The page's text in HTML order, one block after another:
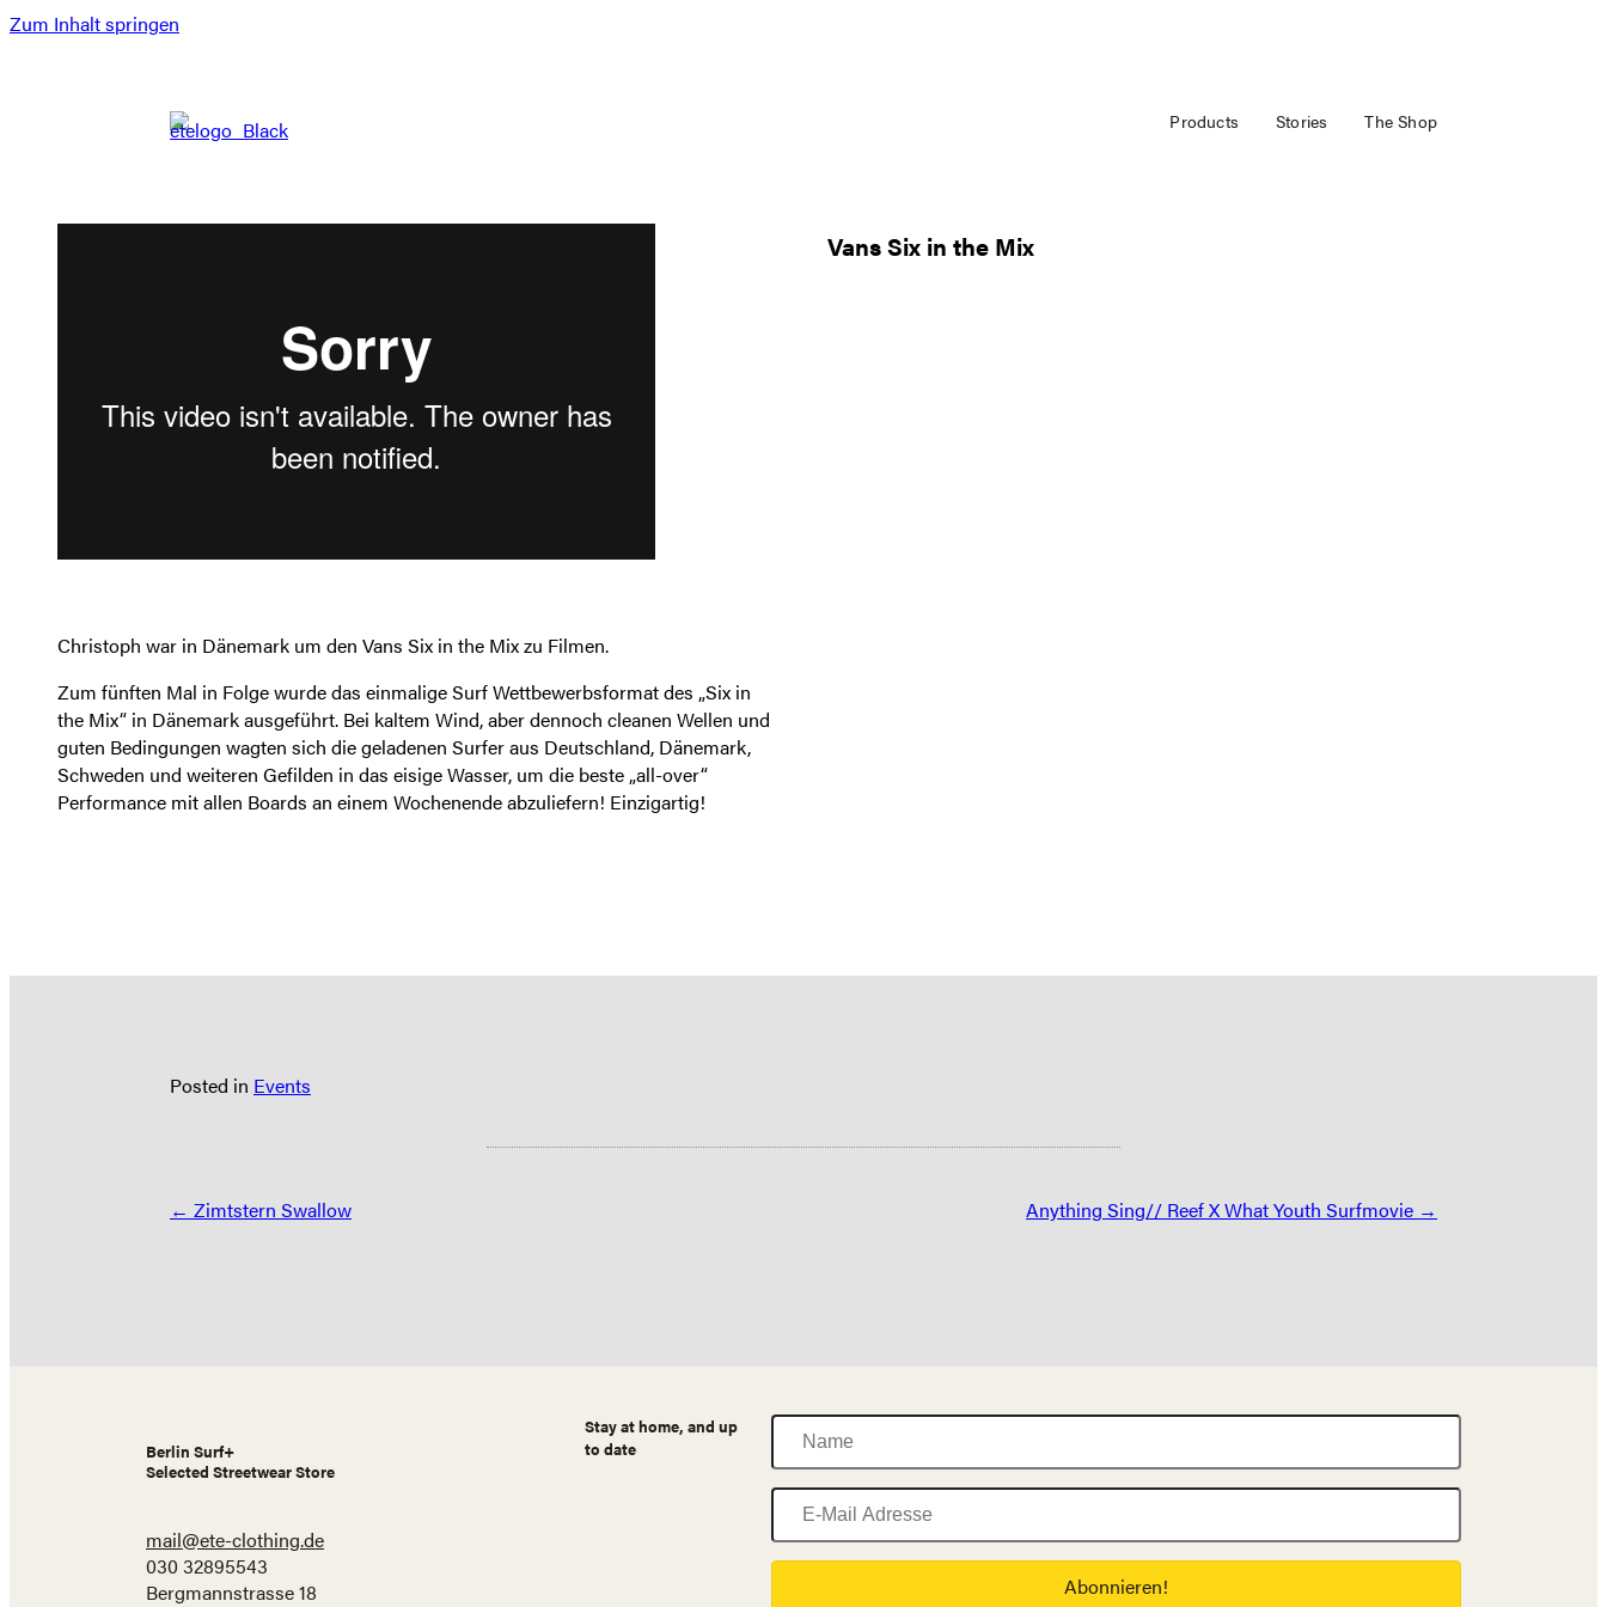
Zum Inhalt springen
Products Stories The Shop
Christoph war in Dänemark um den Vans Six in the Mix zu Filmen.
Zum fünften Mal in Folge wurde das einmalige Surf Wettbewerbsformat des „Six in
the Mix“ in Dänemark ausgeführt. Bei kaltem Wind, aber dennoch cleanen Wellen und
guten Bedingungen wagten sich die geladenen Surfer aus Deutschland, Dänemark,
Schweden und weiteren Gefilden in das eisige Wasser, um die beste „all-over“
Performance mit allen Boards an einem Wochenende abzuliefern! Einzigartig!
Vans Six in the Mix
Posted in Events
Posts
← Zimtstern Swallow Anything Sing// Reef X What Youth Surfmovie →
Berlin Surf+
Selected Streetwear Store
mail@ete-clothing.de
030 32895543
Bergmannstrasse 18
Stay at home, and up
to date
Name
E-
Mail
Adresse
Abonnieren!